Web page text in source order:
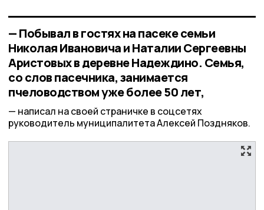
— Побывал в гостях на пасеке семьи
Николая Ивановича и Наталии Сергеевны
Аристовых в деревне Надеждино. Семья,
со слов пасечника, занимается
пчеловодством уже более 50 лет,
написал на своей страничке в соцсетях
руководитель муниципалитета Алексей Поздняков.